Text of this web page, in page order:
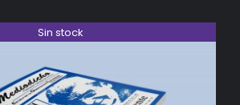
Sin stock